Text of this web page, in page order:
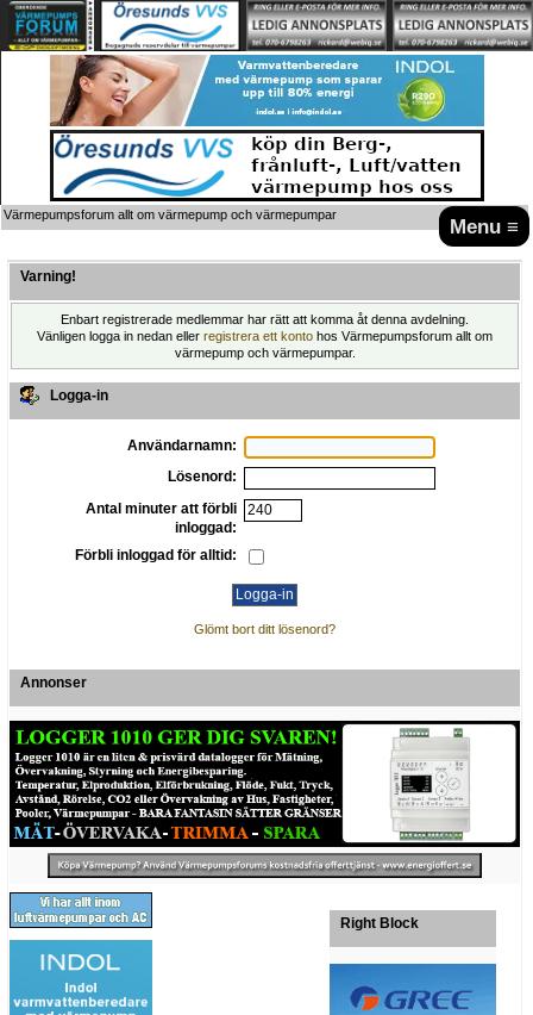
Menu ≡
Värmepumpsforum allt om värmepump och värmepumpar
Varning!
Enbart registrerade medlemmar har rätt att komma åt denna avdelning.
Vänligen logga in nedan eller registrera ett konto hos Värmepumpsforum allt om
värmepump och värmepumpar.
Logga-in
Användarnamn:
Lösenord:
Antal minuter att förbli
inloggad:
Förbli inloggad för alltid:
Glömt bort ditt lösenord?
Annonser
Right Block